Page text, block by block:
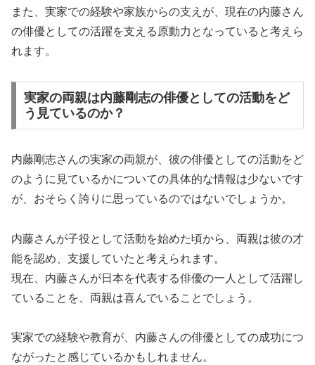
また、実家での経験や家族からの支えが、現在の内藤さん
の俳優としての活躍を支える原動力となっていると考えら
れます。
実家の両親は内藤剛志の俳優としての活動をど
う見ているのか？
内藤剛志さんの実家の両親が、彼の俳優としての活動をど
のように見ているかについての具体的な情報は少ないです
が、おそらく誇りに思っているのではないでしょうか。
内藤さんが子役として活動を始めた頃から、両親は彼の才
能を認め、支援していたと考えられます。
現在、内藤さんが日本を代表する俳優の一人として活躍し
ていることを、両親は喜んでいることでしょう。
実家での経験や教育が、内藤さんの俳優としての成功につ
ながったと感じているかもしれません。